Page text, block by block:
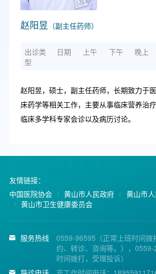
赵阳昱 （副主任药师）
出诊类
型
日期 上午 下午 晚上
赵阳昱，硕士，副主任药师，长期致力于
床药学等相关工作，主要从事临床营养治
临床多学科专家会诊以及病历讨论。
友情链接：
中国医院协会
黄山市人民政府
黄山市
黄山市卫生健康委员会
服务热线
0559-96595（正常上班时间拨
约、转诊、咨询等。），
时间拨打，受理投诉）